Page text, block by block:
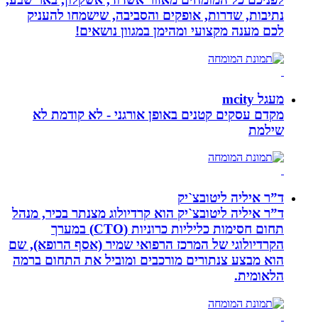
נתיבות, שדרות, אופקים והסביבה, שישמחו להעניק
לכם מענה מקצועי ומהימן במגוון נושאים!
מעגל mcity
מקדם עסקים קטנים באופן אורגני - לא קודמת לא
שילמת
ד”ר איליה ליטובצ`יק
ד”ר איליה ליטובצ`יק הוא קרדיולוג מצנתר בכיר, מנהל
תחום חסימות כליליות כרוניות (CTO) במערך
הקרדיולוגי של המרכז הרפואי שמיר (אסף הרופא), שם
הוא מבצע צנתורים מורכבים ומוביל את התחום ברמה
הלאומית.